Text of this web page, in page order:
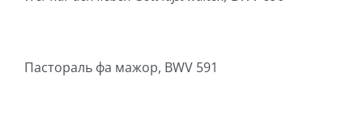
Пастораль фа мажор, BWV 591